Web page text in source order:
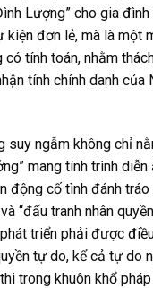
Lượng” cho gia đình
kiện đơn lẻ, mà là một
có tính toán, nhằm
tính chính danh của
suy ngẫm không chỉ
mang tính trình diễn
động cố tình đánh
“đấu tranh nhân
triển phải được
tự do, kể cả tự do
trong khuôn khổ